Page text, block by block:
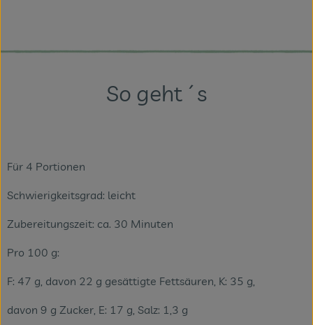
Service
So geht´s
Für 4 Portionen
Schwierigkeitsgrad: leicht
Zubereitungszeit: ca. 30 Minuten
Pro 100 g:
F: 47 g, davon 22 g gesättigte Fettsäuren, K: 35 g,
davon 9 g Zucker, E: 17 g, Salz: 1,3 g